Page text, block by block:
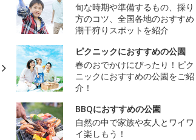
旬な時期や準備するもの、採り
方のコツ、全国各地のおすすめ
潮干狩りスポットを紹介
ピクニックにおすすめの公園
春のおでかけにぴったり！ピク
ニックにおすすめの公園をご紹
介！
BBQにおすすめの公園
自然の中で家族や友人とワイワ
イ楽しもう！